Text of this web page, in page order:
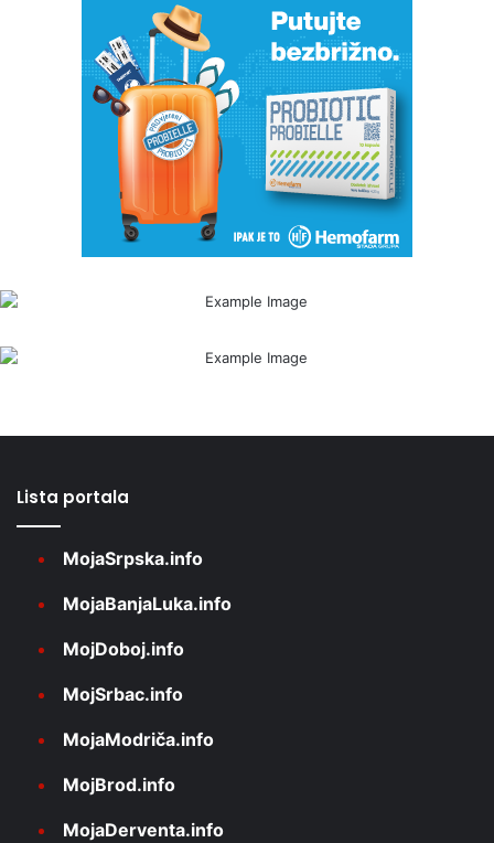
Lista portala
MojaSrpska.info
MojaBanjaLuka.info
MojDoboj.info
MojSrbac.info
MojaModriča.info
MojBrod.info
MojaDerventa.info